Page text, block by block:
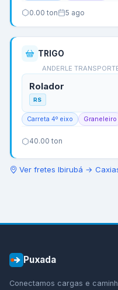
0.00 ton 5 ago
TRIGO
ANDERLE
Rolador
RS
Carreta 4º eixo Graneleiro
40.00 ton
Ver fretes Ibirubá →
Puxada
Conectamos cargas e